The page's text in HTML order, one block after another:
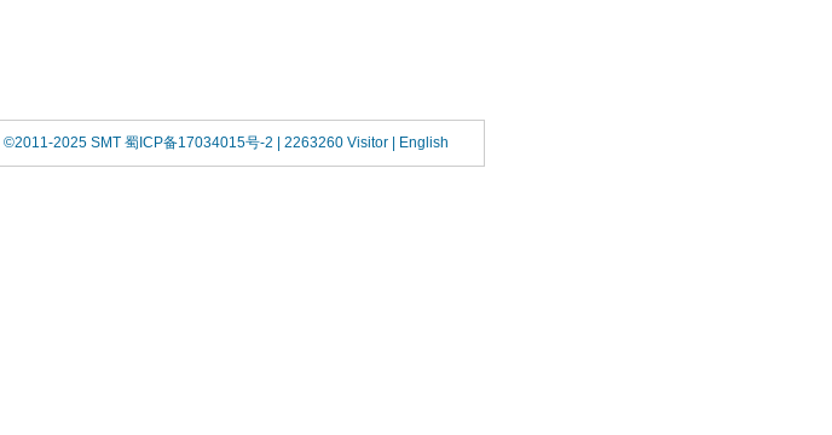
©2011-2025 SMT 蜀ICP备17034015号-2 | 2263260 Visitor | English